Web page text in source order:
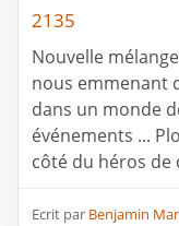
2135
Nouvelle
nous emmenant
dans un monde
événements ...
côté du héros de
Ecrit par Benjamin